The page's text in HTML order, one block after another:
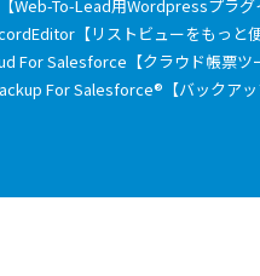
Web-To-Lead用Wordpressプラグ
【リストビューをもっと
For Salesforce【クラウド帳票ツ
For Salesforce®【バックアッ